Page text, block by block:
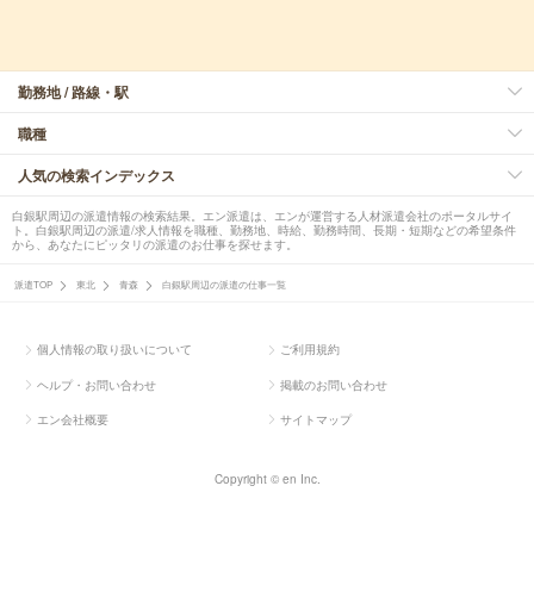
勤務地 / 路線・駅
職種
人気の検索インデックス
白銀駅周辺の派遣情報の検索結果。エン派遣は、エンが運営する人材派遣会社のポータルサイ
ト。白銀駅周辺の派遣/求人情報を職種、勤務地、時給、勤務時間、長期・短期などの希望条件
から、あなたにピッタリの派遣のお仕事を探せます。
派遣TOP 東北 青森 白銀駅周辺の派遣の仕事一覧
個人情報の取り扱いについて ご利用規約
ヘルプ・お問い合わせ 掲載のお問い合わせ
エン会社概要 サイトマップ
Copyright © en Inc.